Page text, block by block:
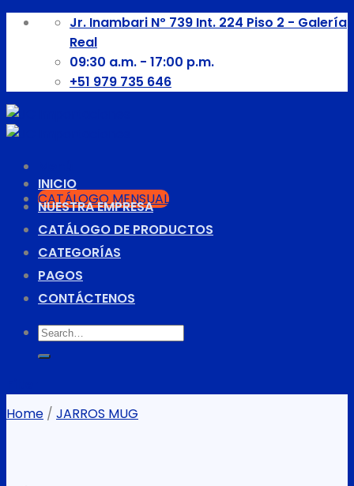
Skip
content
Jr. Inambari Nº 739 Int. 224 Piso 2 - Galería
Real
09:30 a.m. - 17:00 p.m.
+51 979 735 646
CATÁLOGO MENSUAL
INICIO
NUESTRA EMPRESA
CATÁLOGO DE PRODUCTOS
CATEGORÍAS
PAGOS
CONTÁCTENOS
Search
for:
Home / JARROS MUG